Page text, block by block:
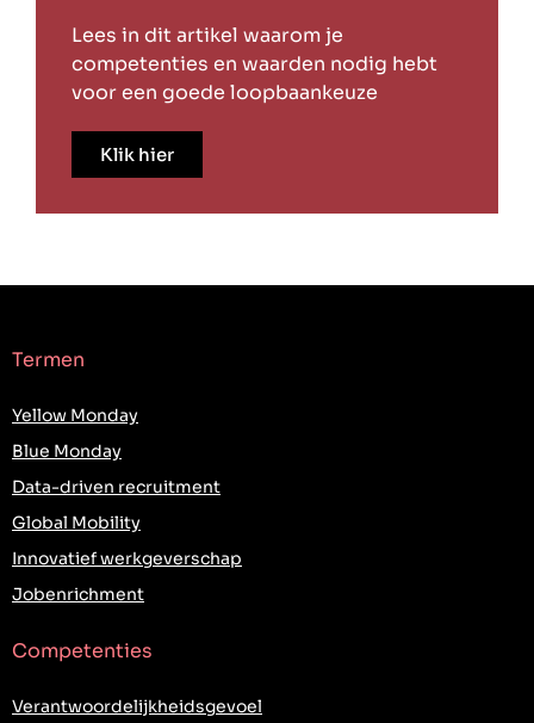
Lees in dit artikel waarom je
competenties en waarden nodig hebt
voor een goede loopbaankeuze
Klik hier
Termen
Yellow Monday
Blue Monday
Data-driven recruitment
Global Mobility
Innovatief werkgeverschap
Jobenrichment
Competenties
Verantwoordelijkheidsgevoel